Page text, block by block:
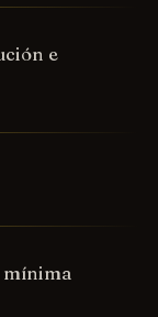
e
mínima